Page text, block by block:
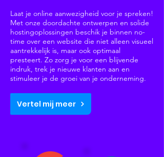
Laat je online aanwezigheid voor je spreken!
Met onze doordachte ontwerpen en solide
hostingoplossingen beschik je binnen no-
time over een website die niet alleen visueel
aantrekkelijk is, maar ook optimaal
presteert. Zo zorg je voor een blijvende
indruk, trek je nieuwe klanten aan en
stimuleer je de groei van je onderneming.
Vertel mij meer